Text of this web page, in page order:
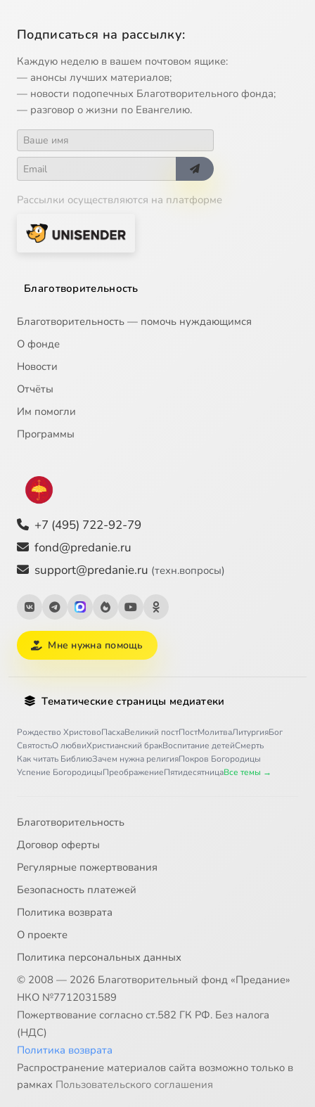
Подписаться на рассылку:
Каждую неделю в вашем почтовом ящике:
— анонсы лучших материалов;
— новости подопечных Благотворительного фонда;
— разговор о жизни по Евангелию.
Рассылки осуществляются на платформе
Благотворительность
Благотворительность — помочь нуждающимся
О фонде
Новости
Отчёты
Им помогли
Программы
+7 (495) 722-92-79
fond@predanie.ru
support@predanie.ru (техн.вопросы)
Мне нужна помощь
Тематические страницы медиатеки
Рождество ХристовоПасхаВеликий постПостМолитваЛитургияБог
СвятостьО любвиХристианский бракВоспитание детейСмерть
Как читать БиблиюЗачем нужна религияПокров Богородицы
Успение БогородицыПреображениеПятидесятницаВсе темы →
Благотворительность
Договор оферты
Регулярные пожертвования
Безопасность платежей
Политика возврата
О проекте
Политика персональных данных
© 2008 — 2026 Благотворительный фонд «Предание»
НКО №7712031589
Пожертвование согласно ст.582 ГК РФ. Без налога
(НДС)
Политика возврата
Распространение материалов сайта возможно только в
рамках Пользовательского соглашения